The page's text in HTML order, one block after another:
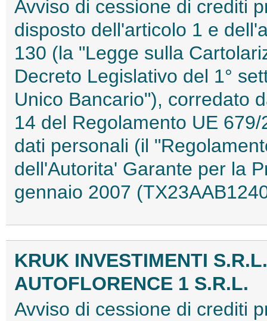
Avviso di cessione di crediti
disposto dell'articolo 1 e
130 (la "Legge sulla
Decreto Legislativo del 1°
Unico Bancario"), corredato
14 del Regolamento UE
dati personali (il
dell'Autorita' Garante per la
gennaio 2007
KRUK INVESTIMENTI S.R.L.
AUTOFLORENCE 1 S.R.L.
Avviso di cessione di crediti